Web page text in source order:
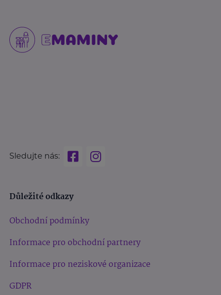
Sledujte nás:
Důležité odkazy
Obchodní podmínky
Informace pro obchodní partnery
Informace pro neziskové organizace
GDPR